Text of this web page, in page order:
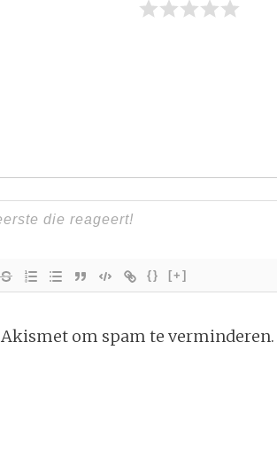
{} [+]
om spam te verminderen.